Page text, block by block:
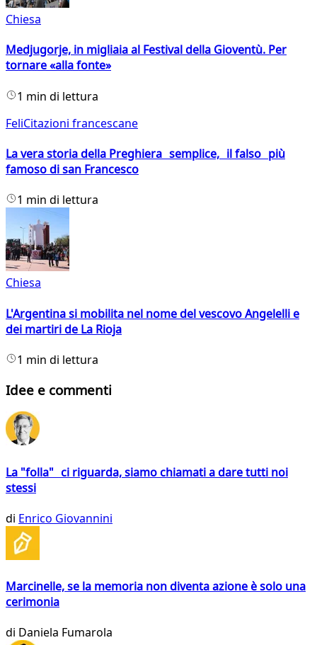
Chiesa
Medjugorje, in migliaia al Festival della Gioventù. Per
tornare «alla fonte»
1 min di lettura
FeliCitazioni francescane
La vera storia della Preghiera semplice, il falso più
famoso di san Francesco
1 min di lettura
Chiesa
L'Argentina si mobilita nel nome del vescovo Angelelli e
dei martiri de La Rioja
1 min di lettura
Idee e commenti
La "folla" ci riguarda, siamo chiamati a dare tutti noi
stessi
di Enrico Giovannini
Marcinelle, se la memoria non diventa azione è solo una
cerimonia
di Daniela Fumarola